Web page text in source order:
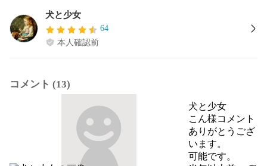
犬と少女
64
本人確認前
コメント (13)
犬と少女
こん様コメント
ありがとうござ
います。
可能です。